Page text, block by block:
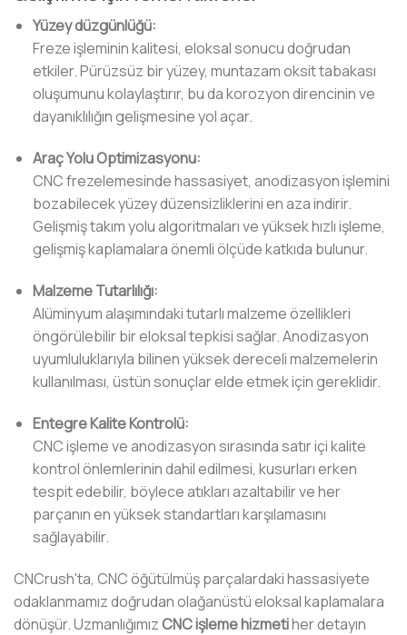
Yüzey düzgünlüğü:
Freze işleminin kalitesi, eloksal sonucu doğrudan
etkiler. Pürüzsüz bir yüzey, muntazam oksit tabakası
oluşumunu kolaylaştırır, bu da korozyon direncinin ve
dayanıklılığın gelişmesine yol açar.
Araç Yolu Optimizasyonu:
CNC frezelemesinde hassasiyet, anodizasyon işlemini
bozabilecek yüzey düzensizliklerini en aza indirir.
Gelişmiş takım yolu algoritmaları ve yüksek hızlı işleme,
gelişmiş kaplamalara önemli ölçüde katkıda bulunur.
Malzeme Tutarlılığı:
Alüminyum alaşımındaki tutarlı malzeme özellikleri
öngörülebilir bir eloksal tepkisi sağlar. Anodizasyon
uyumluluklarıyla bilinen yüksek dereceli malzemelerin
kullanılması, üstün sonuçlar elde etmek için gereklidir.
Entegre Kalite Kontrolü:
CNC işleme ve anodizasyon sırasında satır içi kalite
kontrol önlemlerinin dahil edilmesi, kusurları erken
tespit edebilir, böylece atıkları azaltabilir ve her
parçanın en yüksek standartları karşılamasını
sağlayabilir.
CNCrush'ta, CNC öğütülmüş parçalardaki hassasiyete
odaklanmamız doğrudan olağanüstü eloksal kaplamalara
dönüşür. UzmanlığımızCNC işleme hizmetiher detayın